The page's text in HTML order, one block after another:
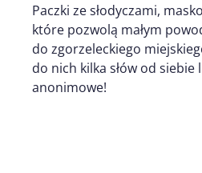
Paczki ze słodyczami,
które pozwolą małym
do zgorzeleckiego
do nich kilka słów od
anonimowe!